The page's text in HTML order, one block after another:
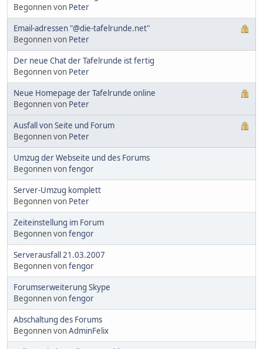
Begonnen von Peter
Email-adressen "@die-tafelrunde.net"
Begonnen von Peter
Der neue Chat der Tafelrunde ist fertig
Begonnen von Peter
Neue Homepage der Tafelrunde online
Begonnen von Peter
Ausfall von Seite und Forum
Begonnen von Peter
Umzug der Webseite und des Forums
Begonnen vonfengor
Server-Umzug komplett
Begonnen von Peter
Zeiteinstellung im Forum
Begonnen vonfengor
Serverausfall 21.03.2007
Begonnen vonfengor
Forumserweiterung Skype
Begonnen vonfengor
Abschaltung des Forums
Begonnen vonAdminFelix